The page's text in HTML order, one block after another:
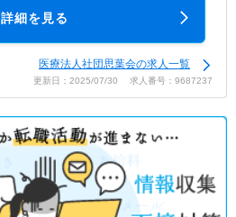
詳細を見る
医療法人社団思葉会の求人一覧
更新日：2025/07/30 求人番号：9687237